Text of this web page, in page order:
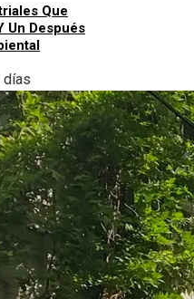
Que
Un Después
días